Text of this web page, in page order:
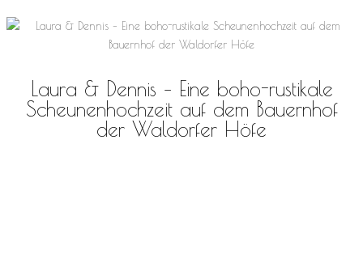
Laura & Dennis – Eine boho-rustikale
Scheunenhochzeit auf dem Bauernhof
der Waldorfer Höfe